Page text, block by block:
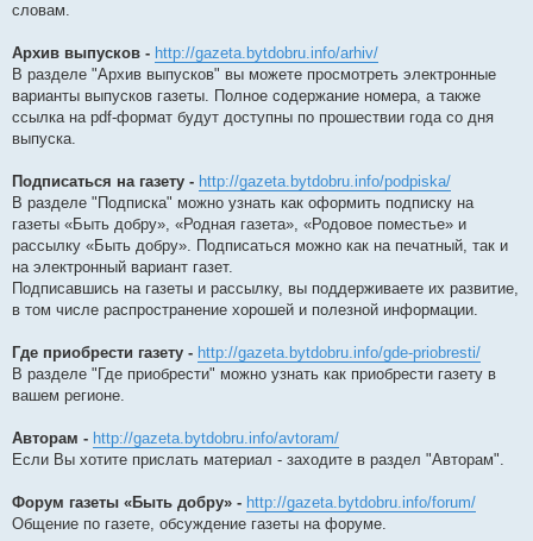
словам.
Архив выпусков - http://gazeta.bytdobru.info/arhiv/
В разделе "Архив выпусков" вы можете просмотреть электронные
варианты выпусков газеты. Полное содержание номера, а также
ссылка на pdf-формат будут доступны по прошествии года со дня
выпуска.
Подписаться на газету - http://gazeta.bytdobru.info/podpiska/
В разделе "Подписка" можно узнать как оформить подписку на
газеты «Быть добру», «Родная газета», «Родовое поместье» и
рассылку «Быть добру». Подписаться можно как на печатный, так и
на электронный вариант газет.
Подписавшись на газеты и рассылку, вы поддерживаете их развитие,
в том числе распространение хорошей и полезной информации.
Где приобрести газету - http://gazeta.bytdobru.info/gde-priobresti/
В разделе "Где приобрести" можно узнать как приобрести газету в
вашем регионе.
Авторам - http://gazeta.bytdobru.info/avtoram/
Если Вы хотите прислать материал - заходите в раздел "Авторам".
Форум газеты «Быть добру» - http://gazeta.bytdobru.info/forum/
Общение по газете, обсуждение газеты на форуме.